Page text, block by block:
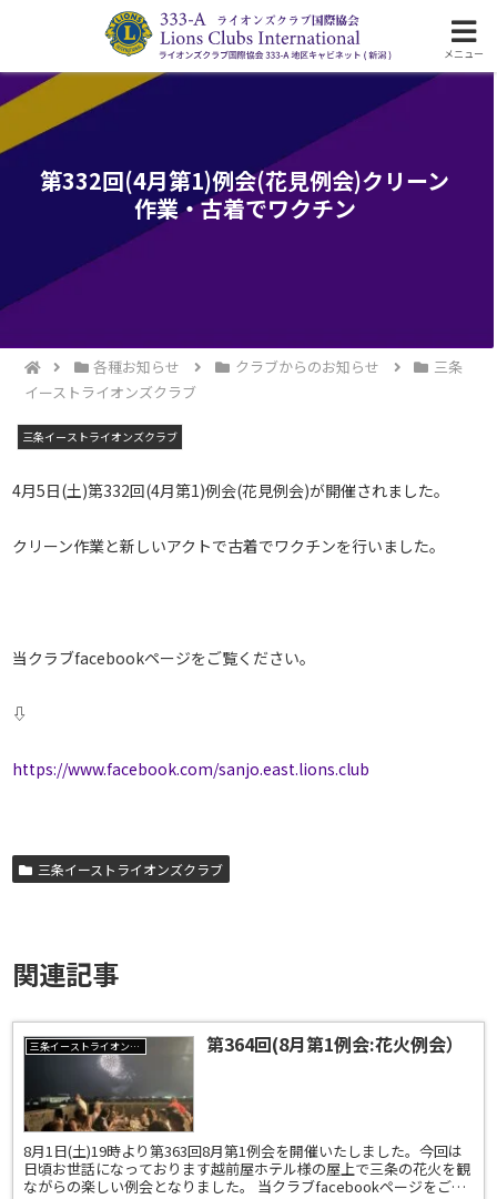
ライオンズクラブ国際協会333-A地区の活動
第332回(4月第1)例会(花見例会)クリーン
作業・古着でワクチン
各種お知らせ クラブからのお知らせ
三条
イーストライオンズクラブ
三条イーストライオンズクラブ
4月5日(土)第332回(4月第1)例会(花見例会)が開催されました。
クリーン作業と新しいアクトで古着でワクチンを行いました。
当クラブfacebookページをご覧ください。
⇩
https://www.facebook.com/sanjo.east.lions.club
三条イーストライオンズクラブ
関連記事
三条イーストライオンズクラブ 第364回(8月第1例会:花火例会）
8月1日(土)19時より第363回8月第1例会を開催いたしました。今回は
日頃お世話になっております越前屋ホテル様の屋上で三条の花火を観
ながらの楽しい例会となりました。 当クラブfacebookページをご覧
メニュー